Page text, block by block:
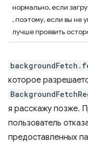
нормально, если
, поэтому, если вы не
лучше проявить
которое
я расскажу позже.
пользователь
предоставленных